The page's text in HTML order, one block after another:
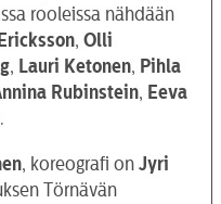
rooleissa nähdään
Ericksson, Olli
, Lauri Ketonen, Pihla
Rubinstein, Eeva
.
, koreografi on Jyri
Törnävän